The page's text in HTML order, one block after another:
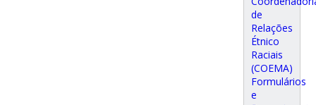
de
Relações
Étnico
Raciais
(COEMA)
Formulários
e